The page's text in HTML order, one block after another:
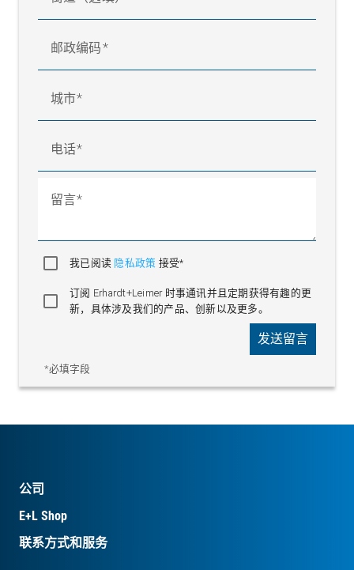
邮政编码
城市
电话
留言
我已阅读 隐私政策 接受*
订阅 Erhardt+Leimer 时事通讯并且定期获得有趣的更
新，具体涉及我们的产品、创新以及更多。
*必填字段
发送留言
公司
E+L Shop
联系方式和服务